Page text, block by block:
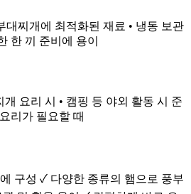
대찌개에 최적화된 재료 • 냉동 보관
한 끼 준비에 용이
요리 시 • 캠핑 등 야외 활동 시 준
리가 필요할 때
구성 ✓ 다양한 종류의 햄으로 풍부